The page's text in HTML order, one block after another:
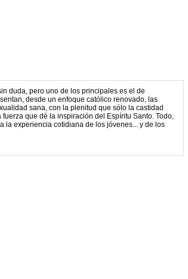
duda, pero uno de los principales es el de
desde un enfoque católico renovado, las
sana, con la plenitud que sólo la castidad
que dé la inspiración del Espíritu Santo. Todo,
la experiencia cotidiana de los jóvenes... y de los